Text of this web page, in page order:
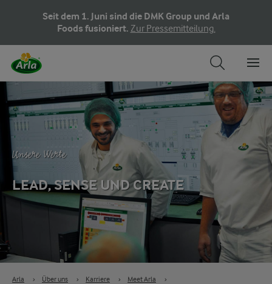
Seit dem 1. Juni sind die DMK Group und Arla
Foods fusioniert. Zur Pressemitteilung.
Unsere Werte
LEAD, SENSE UND CREATE
Arla › Über uns › Karriere › Meet Arla ›